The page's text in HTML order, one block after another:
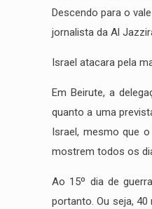
Descendo para o
jornalista da Al
Israel atacara pela
Em Beirute, a
quanto a uma
Israel, mesmo que
mostrem todos os
Ao 15º dia de
portanto. Ou seja,